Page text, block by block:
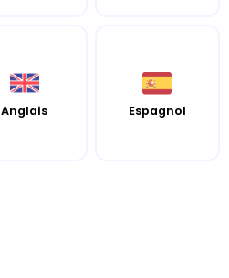
Anglais Espagnol